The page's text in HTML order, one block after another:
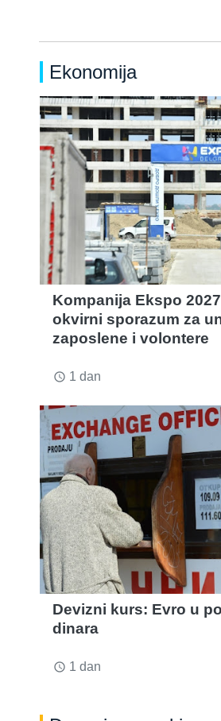
Ekonomija
Kompanija Ekspo
okvirni sporazum za
zaposlene i volontere
access_time 1 dan
Devizni kurs: Evro u
dinara
access_time 1 dan